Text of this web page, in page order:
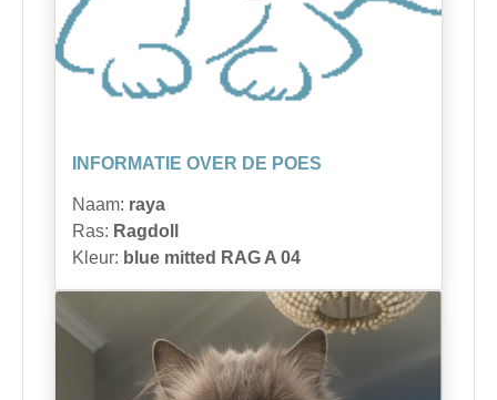
INFORMATIE OVER DE POES
Naam: raya
Ras: Ragdoll
Kleur: blue mitted RAG A 04